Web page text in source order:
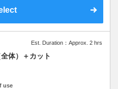
Est. Duration：Approx. 2 hrs
体）＋カット
use